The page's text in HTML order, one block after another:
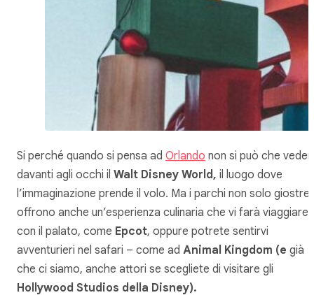
Si perché quando si pensa ad Orlando non si può che
davanti agli occhi il Walt Disney World, il luogo dove
l’immaginazione prende il volo. Ma i parchi non solo giostre:
offrono anche un’esperienza culinaria che vi farà viaggiare
con il palato, come Epcot, oppure potrete sentirvi
avventurieri nel safari – come ad Animal Kingdom (e già
che ci siamo, anche attori se scegliete di visitare gli
Hollywood Studios della Disney).